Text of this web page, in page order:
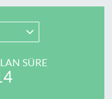
SÜRE